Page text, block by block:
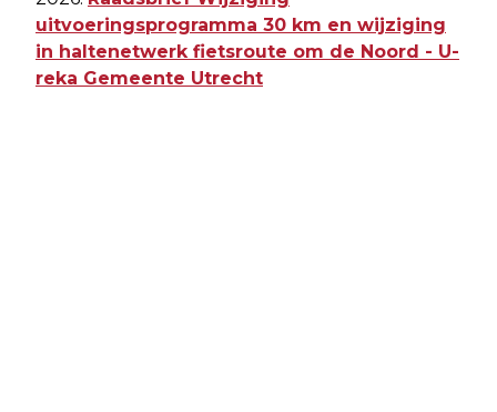
uitvoeringsprogramma 30 km en wijziging
in haltenetwerk fietsroute om de Noord - U-
reka Gemeente Utrecht